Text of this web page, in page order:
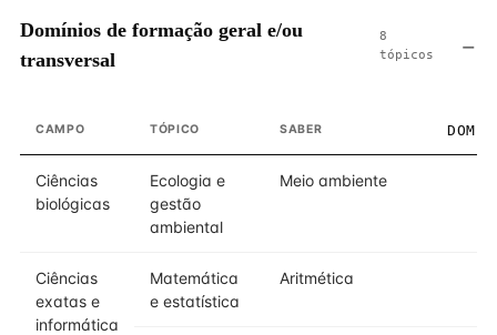
Domínios de formação geral e/ou
transversal
8
tópicos
CAMPO TÓPICO SABER
Ciências
biológicas
Ecologia e
gestão
ambiental
Meio ambiente
Ciências
exatas e
informática
Matemática
e estatística
Aritmética